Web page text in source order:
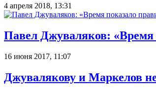
4 апреля 2018, 13:31
Павел Джуваляков:
16 июня 2017, 11:07
Джувалякову и Маркелов